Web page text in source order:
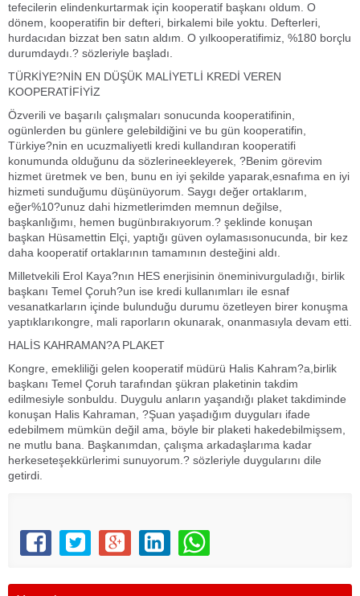
tefecilerin elindenkurtarmak için kooperatif başkanı oldum. O
dönem, kooperatifin bir defteri, birkalemi bile yoktu. Defterleri,
hurdacıdan bizzat ben satın aldım. O yılkooperatifimiz, %180 borçlu
durumdaydı.? sözleriyle başladı.
TÜRKİYE?NİN EN DÜŞÜK MALİYETLİ KREDİ VEREN
KOOPERATİFİYİZ
Özverili ve başarılı çalışmaları sonucunda kooperatifinin,
ogünlerden bu günlere gelebildiğini ve bu gün kooperatifin,
Türkiye?nin en ucuzmaliyetli kredi kullandıran kooperatifi
konumunda olduğunu da sözlerineekleyerek, ?Benim görevim
hizmet üretmek ve ben, bunu en iyi şekilde yaparak,esnafıma en iyi
hizmeti sunduğumu düşünüyorum. Saygı değer ortaklarım,
eğer%10?unuz dahi hizmetlerimden memnun değilse,
başkanlığımı, hemen bugünbırakıyorum.? şeklinde konuşan
başkan Hüsamettin Elçi, yaptığı güven oylamasısonucunda, bir kez
daha kooperatif ortaklarının tamamının desteğini aldı.
Milletvekili Erol Kaya?nın HES enerjisinin öneminivurguladığı, birlik
başkanı Temel Çoruh?un ise kredi kullanımları ile esnaf
vesanatkarların içinde bulunduğu durumu özetleyen birer konuşma
yaptıklarıkongre, mali raporların okunarak, onanmasıyla devam etti.
HALİS KAHRAMAN?A PLAKET
Kongre, emekliliği gelen kooperatif müdürü Halis Kahram?a,birlik
başkanı Temel Çoruh tarafından şükran plaketinin takdim
edilmesiyle sonbuldu. Duygulu anların yaşandığı plaket takdiminde
konuşan Halis Kahraman, ?Şuan yaşadığım duyguları ifade
edebilmem mümkün değil ama, böyle bir plaketi hakedebilmişsem,
ne mutlu bana. Başkanımdan, çalışma arkadaşlarıma kadar
herkeseteşekkürlerimi sunuyorum.? sözleriyle duygularını dile
getirdi.